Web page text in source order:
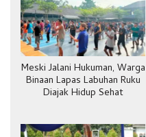
Meski Jalani Hukuman, Warga
Binaan Lapas Labuhan Ruku
Diajak Hidup Sehat